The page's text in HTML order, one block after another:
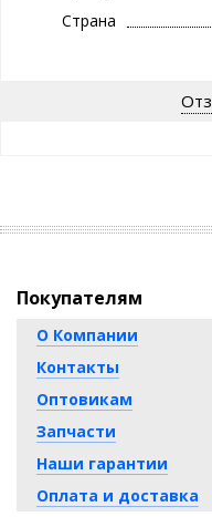
Страна
Покупателям
О Компании
Контакты
Оптовикам
Запчасти
Наши гарантии
Оплата и доставка